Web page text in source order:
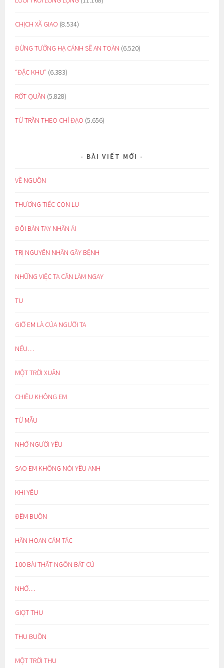
CHỊCH XÃ GIAO (8.534)
ĐỪNG TƯỞNG HẠ CÁNH SẼ AN TOÀN (6.520)
“ĐẶC KHU” (6.383)
RỚT QUẦN (5.828)
TỪ TRẦN THEO CHỈ ĐẠO (5.656)
BÀI VIẾT MỚI
VỀ NGUỒN
THƯƠNG TIẾC CON LU
ĐÔI BÀN TAY NHÂN ÁI
TRỊ NGUYÊN NHÂN GÂY BỆNH
NHỮNG VIỆC TA CẦN LÀM NGAY
TU
GIỜ EM LÀ CỦA NGƯỜI TA
NẾU…
MỘT TRỜI XUÂN
CHIỀU KHÔNG EM
TỪ MẪU
NHỚ NGƯỜI YÊU
SAO EM KHÔNG NÓI YÊU ANH
KHI YÊU
ĐÊM BUỒN
HÂN HOAN CẢM TÁC
100 BÀI THẤT NGÔN BÁT CÚ
NHỚ…
GIỌT THU
THU BUỒN
MỘT TRỜI THU